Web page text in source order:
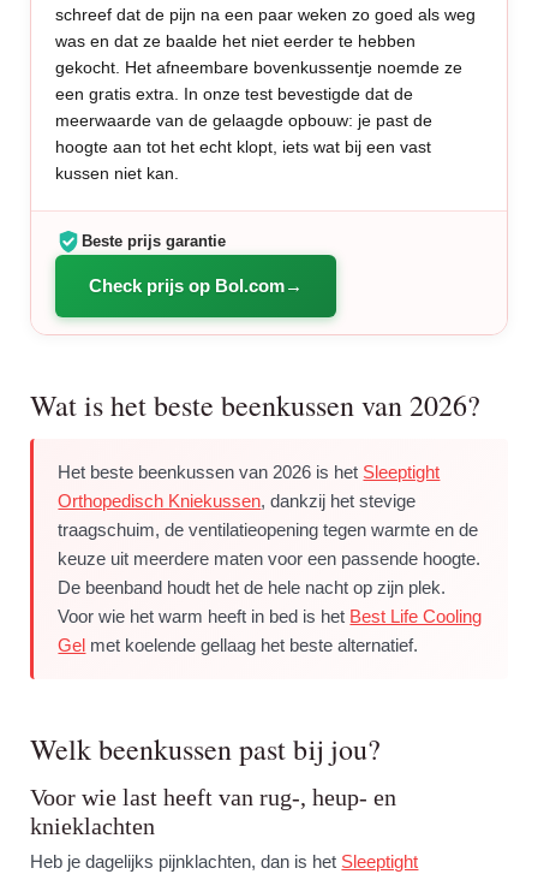
schreef dat de pijn na een paar weken zo goed als weg
was en dat ze baalde het niet eerder te hebben
gekocht. Het afneembare bovenkussentje noemde ze
een gratis extra. In onze test bevestigde dat de
meerwaarde van de gelaagde opbouw: je past de
hoogte aan tot het echt klopt, iets wat bij een vast
kussen niet kan.
Beste prijs garantie
Check prijs op Bol.com
Wat is het beste beenkussen van 2026?
Het beste beenkussen van 2026 is het Sleeptight
Orthopedisch Kniekussen, dankzij het stevige
traagschuim, de ventilatieopening tegen warmte en de
keuze uit meerdere maten voor een passende hoogte.
De beenband houdt het de hele nacht op zijn plek.
Voor wie het warm heeft in bed is het Best Life Cooling
Gel met koelende gellaag het beste alternatief.
Welk beenkussen past bij jou?
Voor wie last heeft van rug-, heup- en
knieklachten
Heb je dagelijks pijnklachten, dan is het Sleeptight